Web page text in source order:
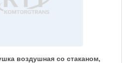
воздушная со стаканом,